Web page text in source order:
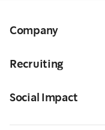
Company
Recruiting
Social Impact